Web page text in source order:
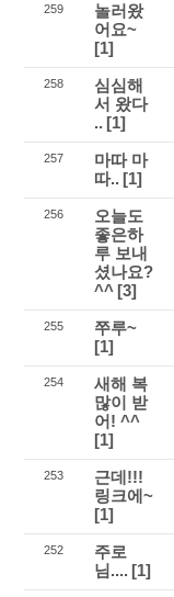
259
놀러왔
어요~
[1]
258
심심해
서 왔다
.. [1]
257
마따 마
따.. [1]
256
오늘도
좋은하
루 보내
셨나요?
^^ [3]
255
쭈루~
[1]
254
새해 복
많이 받
어! ^^
[1]
253
근데!!!
링크에~
[1]
252
주로
님.... [1]